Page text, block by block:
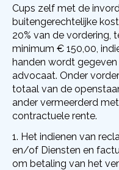
Cups zelf met de
buitengerechtelijke
20% van de vordering,
minimum € 150,00,
handen wordt
advocaat. Onder
totaal van de
ander vermeerderd
contractuele rente.
Het indienen van
en/of Diensten en
om betaling van het